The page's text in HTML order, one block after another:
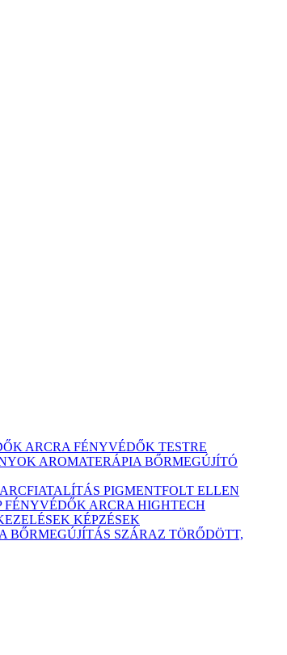
ARCRA FÉNYVÉDŐK TESTRE
AROMATERÁPIA BŐRMEGÚJÍTÓ
PIGMENTFOLT ELLEN
FÉNYVÉDŐK ARCRA HIGHTECH
KÉPZÉSEK
BŐRMEGÚJÍTÁS SZÁRAZ TÖRŐDÖTT,